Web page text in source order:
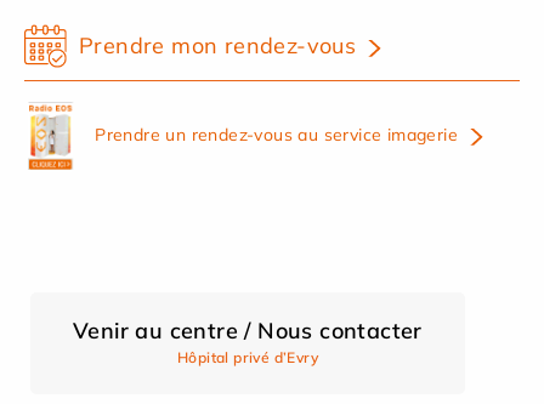
Prendre mon rendez-vous
Prendre un rendez-vous au service imagerie
Venir au centre / Nous contacter
Hôpital privé d’Evry